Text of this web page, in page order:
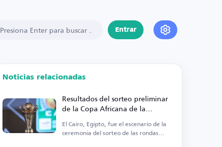
Entrar
Noticias relacionadas
Resultados del sorteo preliminar
de la Copa Africana de la
Confederación 2026-2027
El Cairo, Egipto, fue el escenario de la
ceremonia del sorteo de las rondas